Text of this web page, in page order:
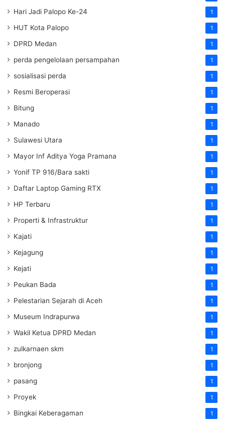
Hari Jadi Palopo Ke-24 1
HUT Kota Palopo 1
DPRD Medan 1
perda pengelolaan persampahan 1
sosialisasi perda 1
Resmi Beroperasi 1
Bitung 1
Manado 1
Sulawesi Utara 1
Mayor Inf Aditya Yoga Pramana 1
Yonif TP 916/Bara sakti 1
Daftar Laptop Gaming RTX 1
HP Terbaru 1
Properti & Infrastruktur 1
Kajati 1
Kejagung 1
Kejati 1
Peukan Bada 1
Pelestarian Sejarah di Aceh 1
Museum Indrapurwa 1
Wakil Ketua DPRD Medan 1
zulkarnaen skm 1
bronjong 1
pasang 1
Proyek 1
Bingkai Keberagaman 1